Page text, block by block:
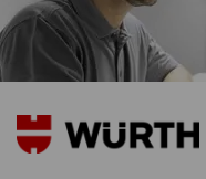
Jobs
Magazin
Initiative